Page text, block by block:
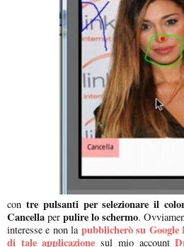
con tre pulsanti per selezionare il
Cancellaperpulire lo schermo.
interesse e non la pubblicherò su Google
di tale applicazione sul mio account